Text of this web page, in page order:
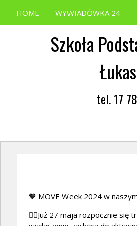
HOME WYWIADÓWKA 24
Szkoła
tel. 17
🧡 MOVE Week 2024 w
🤸‍♀️Już 27 maja rozpocznie się